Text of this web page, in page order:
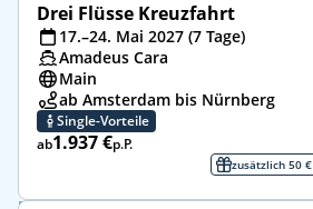
Drei Flüsse Kreuzfahrt
17.–24. Mai 2027 (7 Tage)
Amadeus Cara
Main
ab Amsterdam bis Nürnberg
Single-Vorteile
ab1.937 €p.P.
zusätzlich 50 €